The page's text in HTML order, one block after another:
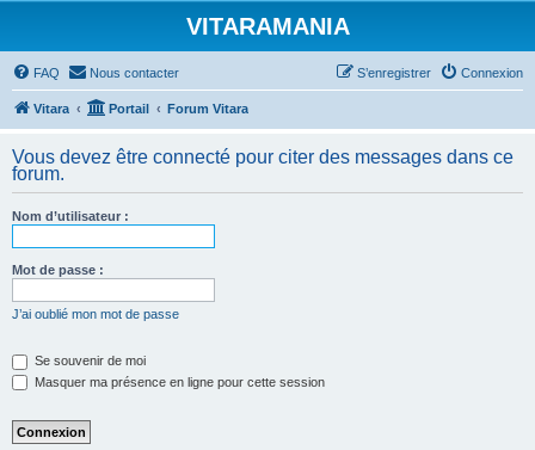
VITARAMANIA
FAQ Nous contacter Connexion
S’enregistrer
Vitara Portail Forum Vitara
Vous devez être connecté pour citer des messages dans ce
forum.
Nom d’utilisateur :
Mot de passe :
J’ai oublié mon mot de passe
Se souvenir de moi
Masquer ma présence en ligne pour cette session